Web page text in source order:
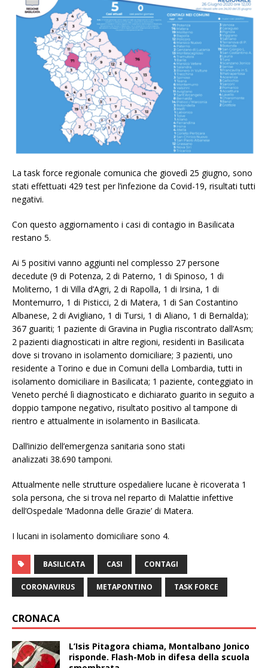
La task force regionale comunica che giovedì 25 giugno, sono
stati effettuati 429 test per l’infezione da Covid-19, risultati tutti
negativi.
Con questo aggiornamento i casi di contagio in Basilicata
restano 5.
Ai 5 positivi vanno aggiunti nel complesso 27 persone
decedute (9 di Potenza, 2 di Paterno, 1 di Spinoso, 1 di
Moliterno, 1 di Villa d’Agri, 2 di Rapolla, 1 di Irsina, 1 di
Montemurro, 1 di Pisticci, 2 di Matera, 1 di San Costantino
Albanese, 2 di Avigliano, 1 di Tursi, 1 di Aliano, 1 di Bernalda);
367 guariti; 1 paziente di Gravina in Puglia riscontrato dall’Asm;
2 pazienti diagnosticati in altre regioni, residenti in Basilicata
dove si trovano in isolamento domiciliare; 3 pazienti, uno
residente a Torino e due in Comuni della Lombardia, tutti in
isolamento domiciliare in Basilicata; 1 paziente, conteggiato in
Veneto perché lì diagnosticato e dichiarato guarito in seguito a
doppio tampone negativo, risultato positivo al tampone di
rientro e attualmente in isolamento in Basilicata.
Dall’inizio dell’emergenza sanitaria sono stati
analizzati 38.690 tamponi.
Attualmente nelle strutture ospedaliere lucane è ricoverata 1
sola persona, che si trova nel reparto di Malattie infettive
dell’Ospedale ‘Madonna delle Grazie’ di Matera.
I lucani in isolamento domiciliare sono 4.
BASILICATA CASI CONTAGI
CORONAVIRUS METAPONTINO TASK FORCE
CRONACA
L’Isis Pitagora chiama, Montalbano Jonico
risponde. Flash-Mob in difesa della scuola